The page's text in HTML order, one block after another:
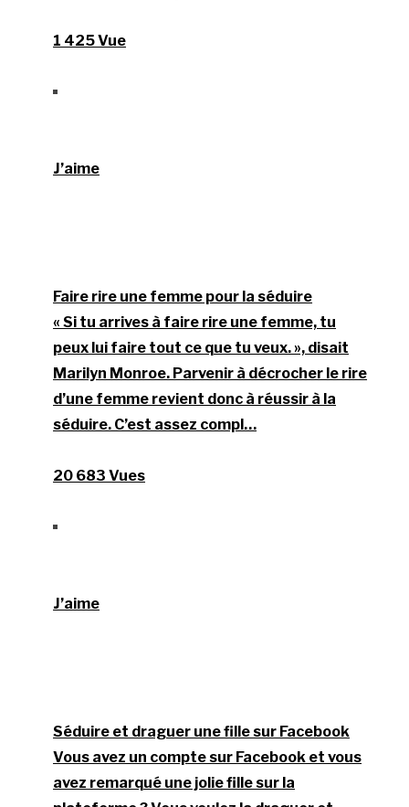
1 425 Vue
J’aime
Faire rire une femme pour la séduire
« Si tu arrives à faire rire une femme, tu
peux lui faire tout ce que tu veux. », disait
Marilyn Monroe. Parvenir à décrocher le rire
d’une femme revient donc à réussir à la
séduire. C’est assez compl…
20 683 Vues
J’aime
Séduire et draguer une fille sur Facebook
Vous avez un compte sur Facebook et vous
avez remarqué une jolie fille sur la